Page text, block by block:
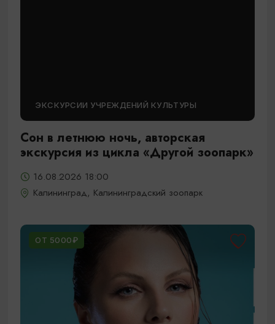
ЭКСКУРСИИ УЧРЕЖДЕНИЙ КУЛЬТУРЫ
Сон в летнюю ночь, авторская
экскурсия из цикла «Другой зоопарк»
16.08.2026 18:00
Калининград, Калининградский зоопарк
ОТ 5000₽